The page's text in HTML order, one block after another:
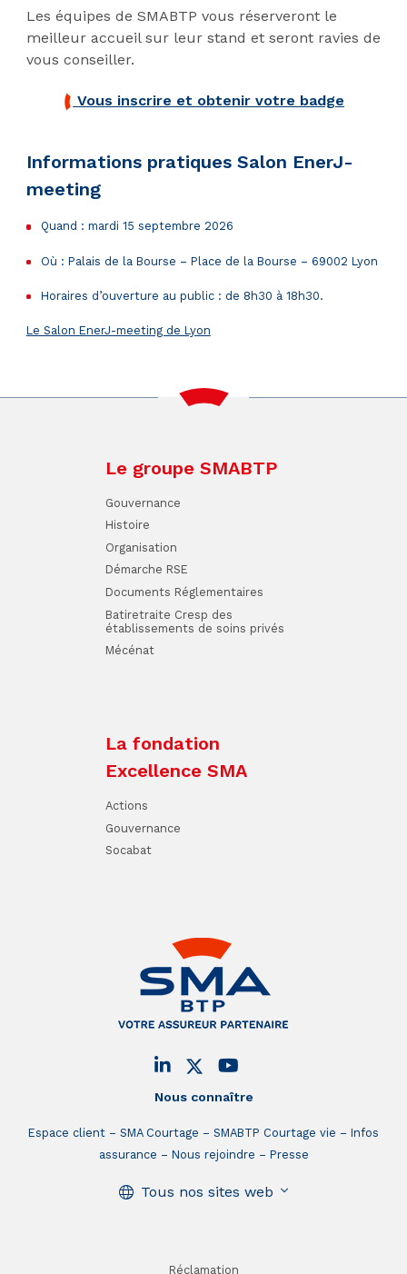
Les équipes de SMABTP vous réserveront le
meilleur accueil sur leur stand et seront ravies de
vous conseiller.
Vous inscrire et obtenir votre badge
Informations pratiques Salon EnerJ-
meeting
Quand : mardi 15 septembre 2026
Où : Palais de la Bourse – Place de la Bourse – 69002 Lyon
Horaires d’ouverture au public : de 8h30 à 18h30.
Le Salon EnerJ-meeting de Lyon
Nous connaître
Espace client SMA Courtage SMABTP Courtage vie
Infos
assurance
Nous rejoindre Presse
Tous nos sites web
Le groupe SMABTP
Gouvernance
Histoire
Organisation
Démarche RSE
Documents Réglementaires
Batiretraite Cresp des
établissements de soins privés
Mécénat
La fondation
Excellence SMA
Actions
Gouvernance
Socabat
Réclamation